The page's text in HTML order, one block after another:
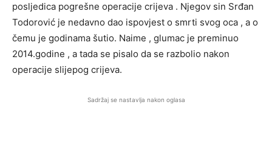
posljedica pogrešne operacije crijeva . Njegov sin Srđan
Todorović je nedavno dao ispovjest o smrti svog oca , a o
čemu je godinama šutio. Naime , glumac je preminuo
2014.godine , a tada se pisalo da se razbolio nakon
operacije slijepog crijeva.
Sadržaj se nastavlja nakon oglasa